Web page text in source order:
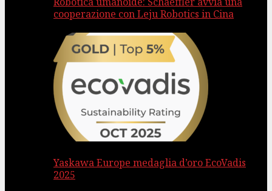
cooperazione con Leju Robotics in Cina
Yaskawa Europe medaglia d’oro EcoVadis
2025